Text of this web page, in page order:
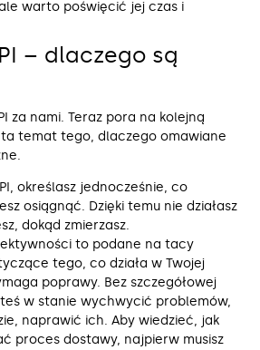
warto poświęcić jej czas i
– dlaczego są
za nami. Teraz pora na kolejną
ta temat tego, dlaczego omawiane
określasz jednocześnie, co
osiągnąć. Dzięki temu nie działasz
dokąd zmierzasz.
to podane na tacy
tego, co działa w Twojej
poprawy. Bez szczegółowej
w stanie wychwycić problemów,
naprawić ich. Aby wiedzieć, jak
proces dostawy, najpierw musisz